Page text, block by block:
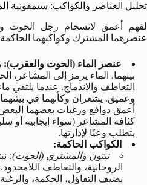
تحليل العناصر والكواكب: سيمفونية
لفهم أعمق لانسجام رجل الحوت
عنصرهما المشترك وكواكبهما
عنصر الماء (الحوت والعقرب):
بينهما. الماء يرمز إلى المشاعر،
التعاطف والاندماج. عندما يلتقي
وعميق. يشعران وكأنهما في
أعمق دوافع ورغبات بعضهما
كثافة المشاعر (سواء إيجابية أو
يتطلب وعيًا لإدارتها.
الكواكب الحاكمة:
نبتون والمشتري (الحوت):
الروحانية، والتعاطف
يضيف التفاؤل، الحكمة،